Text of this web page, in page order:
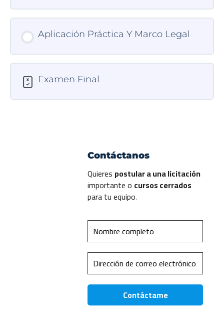
Aplicación Práctica Y Marco Legal
Examen Final
Contáctanos
Quieres postular a una licitación
importante o cursos cerrados
para tu equipo.